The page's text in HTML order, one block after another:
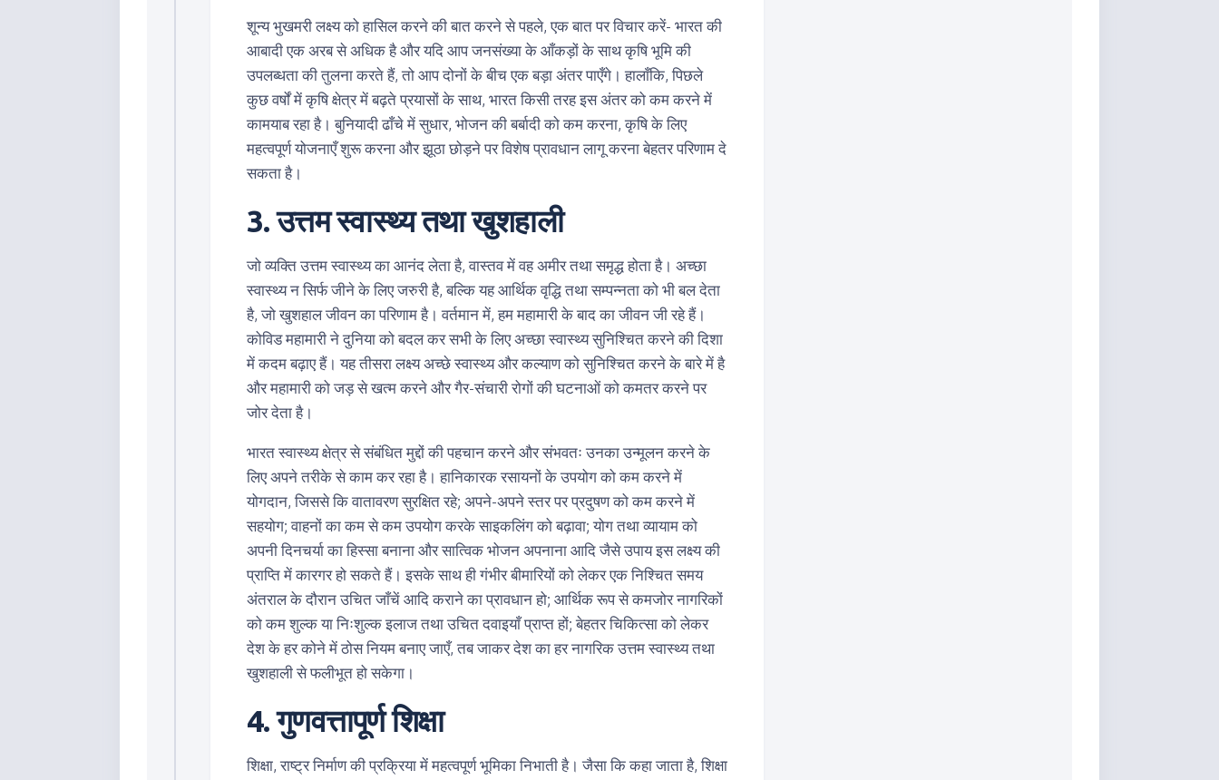
शून्य भुखमरी लक्ष्य को हासिल करने की बात करने से पहले, एक बात पर विचार करें- भारत की
आबादी एक अरब से अधिक है और यदि आप जनसंख्या के आँकड़ों के साथ कृषि भूमि की
उपलब्धता की तुलना करते हैं, तो आप दोनों के बीच एक बड़ा अंतर पाएँगे। हालाँकि, पिछले
कुछ वर्षों में कृषि क्षेत्र में बढ़ते प्रयासों के साथ, भारत किसी तरह इस अंतर को कम करने में
कामयाब रहा है। बुनियादी ढाँचे में सुधार, भोजन की बर्बादी को कम करना, कृषि के लिए
महत्वपूर्ण योजनाएँ शुरू करना और झूठा छोड़ने पर विशेष प्रावधान लागू करना बेहतर परिणाम दे
सकता है।
3. उत्तम स्वास्थ्य तथा खुशहाली
जो व्यक्ति उत्तम स्वास्थ्य का आनंद लेता है, वास्तव में वह अमीर तथा समृद्ध होता है। अच्छा
स्वास्थ्य न सिर्फ जीने के लिए जरुरी है, बल्कि यह आर्थिक वृद्धि तथा सम्पन्नता को भी बल देता
है, जो खुशहाल जीवन का परिणाम है। वर्तमान में, हम महामारी के बाद का जीवन जी रहे हैं।
कोविड महामारी ने दुनिया को बदल कर सभी के लिए अच्छा स्वास्थ्य सुनिश्चित करने की दिशा
में कदम बढ़ाए हैं। यह तीसरा लक्ष्य अच्छे स्वास्थ्य और कल्याण को सुनिश्चित करने के बारे में है
और महामारी को जड़ से खत्म करने और गैर-संचारी रोगों की घटनाओं को कमतर करने पर
जोर देता है।
भारत स्वास्थ्य क्षेत्र से संबंधित मुद्दों की पहचान करने और संभवतः उनका उन्मूलन करने के
लिए अपने तरीके से काम कर रहा है। हानिकारक रसायनों के उपयोग को कम करने में
योगदान, जिससे कि वातावरण सुरक्षित रहे; अपने-अपने स्तर पर प्रदुषण को कम करने में
सहयोग; वाहनों का कम से कम उपयोग करके साइकलिंग को बढ़ावा; योग तथा व्यायाम को
अपनी दिनचर्या का हिस्सा बनाना और सात्विक भोजन अपनाना आदि जैसे उपाय इस लक्ष्य की
प्राप्ति में कारगर हो सकते हैं। इसके साथ ही गंभीर बीमारियों को लेकर एक निश्चित समय
अंतराल के दौरान उचित जाँचें आदि कराने का प्रावधान हो; आर्थिक रूप से कमजोर नागरिकों
को कम शुल्क या निःशुल्क इलाज तथा उचित दवाइयाँ प्राप्त हों; बेहतर चिकित्सा को लेकर
देश के हर कोने में ठोस नियम बनाए जाएँ, तब जाकर देश का हर नागरिक उत्तम स्वास्थ्य तथा
खुशहाली से फलीभूत हो सकेगा।
4. गुणवत्तापूर्ण शिक्षा
शिक्षा, राष्ट्र निर्माण की प्रक्रिया में महत्वपूर्ण भूमिका निभाती है। जैसा कि कहा जाता है, शिक्षा